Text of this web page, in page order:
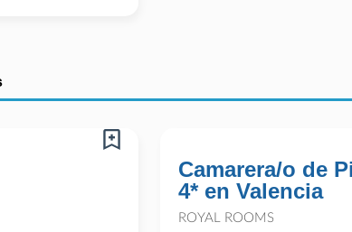
Camarera/o de
4* en Valencia
ROYAL ROOMS